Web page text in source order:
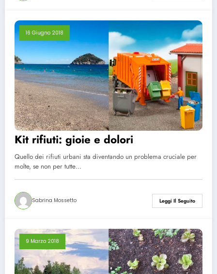
16 Giugno 2018
Kit rifiuti: gioie e dolori
Quello dei rifiuti urbani sta diventando un problema cruciale per
molte, se non per tutte…
Sabrina Mossetto Leggi Il Seguito
9 Marzo 2018